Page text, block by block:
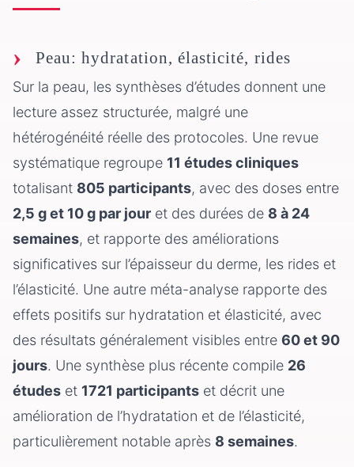
Peau: hydratation, élasticité, rides
Sur la peau, les synthèses d’études donnent une
lecture assez structurée, malgré une
hétérogénéité réelle des protocoles. Une revue
systématique regroupe 11 études cliniques
totalisant 805 participants, avec des doses entre
2,5 g et 10 g par jour et des durées de 8 à 24
semaines, et rapporte des améliorations
significatives sur l’épaisseur du derme, les rides et
l’élasticité. Une autre méta-analyse rapporte des
effets positifs sur hydratation et élasticité, avec
des résultats généralement visibles entre 60 et 90
jours. Une synthèse plus récente compile 26
études et 1721 participants et décrit une
amélioration de l’hydratation et de l’élasticité,
particulièrement notable après 8 semaines.